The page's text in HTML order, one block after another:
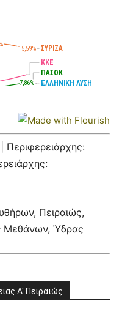
Περιφερειάρχης:
Πειραιώς,
Μεθάνων, Ύδρας
Α' Πειραιώς